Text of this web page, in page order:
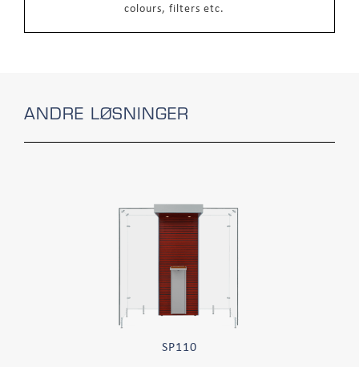
colours, filters etc.
ANDRE LØSNINGER
SP110